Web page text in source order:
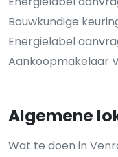
Bouwkundige
Energielabel
Aankoopmakelaar
Algemene
Wat te doen in